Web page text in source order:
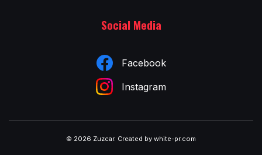
Social Media
Facebook
Instagram
© 2026 Zuzcar. Created by white-pr.com